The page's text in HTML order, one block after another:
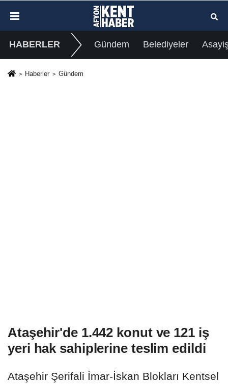
HABERLER Gündem Belediyeler
Haberler Gündem
Ataşehir'de 1.442 konut ve 121 iş
yeri hak sahiplerine teslim edildi
Ataşehir Şerifali İmar-İskan Blokları Kentsel